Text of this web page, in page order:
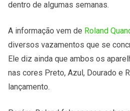
dentro de algumas semanas.
A informação vem de Roland
diversos vazamentos que se
Ele diz ainda que ambos os
nas cores Preto, Azul, Dourado e
lançamento.